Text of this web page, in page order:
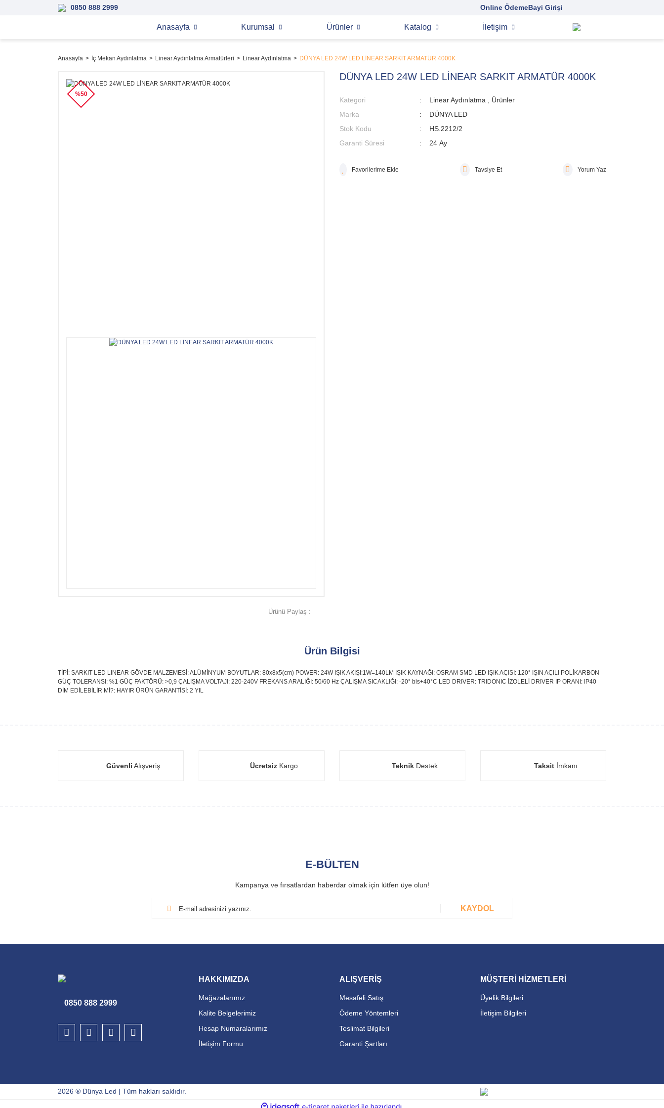
0850 888 2999 Online ÖdemeBayi Girişi
Anasayfa Kurumsal Ürünler Katalog İletişim
Anasayfa İç Mekan Aydınlatma Linear Aydınlatma Armatürleri Linear Aydınlatma DÜNYA LED 24W LED LİNEAR SARKIT ARMATÜR 4000K
%50
Ürünü Paylaş :
DÜNYA LED 24W LED LİNEAR SARKIT ARMATÜR 4000K
Kategori Linear Aydınlatma
Ürünler
Marka
DÜNYA LED
Stok Kodu
HS.2212/2
Garanti Süresi
24 Ay
Tavsiye Et Yorum Yaz
Ürün Bilgisi
TİPİ: SARKIT LED LINEAR GÖVDE MALZEMESİ: ALÜMİNYUM BOYUTLAR: 80x8x5(cm) POWER: 24W IŞIK AKIŞI:1W=140LM IŞIK KAYNAĞI: OSRAM SMD LED IŞIK AÇISI: 120° IŞIN AÇILI POLİKARBON
GÜÇ TOLERANSI: %1 GÜÇ FAKTÖRÜ: >0,9 ÇALIŞMA VOLTAJI: 220-240V FREKANS ARALIĞI: 50/60 Hz ÇALIŞMA SICAKLIĞI: -20° bis+40°C LED DRIVER: TRIDONIC İZOLELİ DRIVER IP ORANI: IP40
DİM EDİLEBİLİR Mİ?: HAYIR ÜRÜN GARANTİSİ: 2 YIL
Güvenli Alışveriş Ücretsiz Kargo Teknik Destek Taksitİmkanı
E-BÜLTEN
Kampanya ve fırsatlardan haberdar olmak için lütfen üye olun!
KAYDOL
0850 888 2999
HAKKIMIZDA
Mağazalarımız
Kalite Belgelerimiz
Hesap Numaralarımız
İletişim Formu
ALIŞVERİŞ
Mesafeli Satış
Ödeme Yöntemleri
Teslimat Bilgileri
Garanti Şartları
MÜŞTERİ HİZMETLERİ
Üyelik Bilgileri
İletişim Bilgileri
2026 ® Dünya Led | Tüm hakları saklıdır.